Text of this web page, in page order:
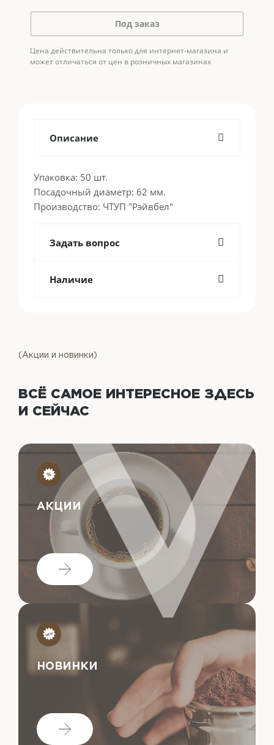
Под заказ
Цена действительна только для интернет-магазина и
может отличаться от цен в розничных магазинах
Описание
Упаковка: 50 шт.
Посадочный диаметр: 62 мм.
Производство: ЧТУП "Рэйвбел"
Задать вопрос
Наличие
(Акции и новинки)
ВСЁ САМОЕ ИНТЕРЕСНОЕ ЗДЕСЬ
И СЕЙЧАС
АКЦИИ
НОВИНКИ